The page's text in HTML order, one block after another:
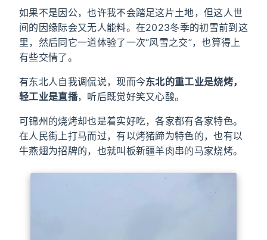
如果不是因公，也许我不会踏足这片土地，但这人世
间的因缘际会又无人能料。在2023冬季的初雪前到这
里，然后同它一道体验了一次“风雪之交”，也算得上
有些交情了。
有东北人自我调侃说，现而今东北的重工业是烧烤，
轻工业是直播，听后既觉好笑又心酸。
可锦州的烧烤却也是着实好吃，各家都有各家特色。
在人民街上打马而过，有以烤猪蹄为特色的，也有以
牛燕翅为招牌的，也就叫板新疆羊肉串的马家烧烤。